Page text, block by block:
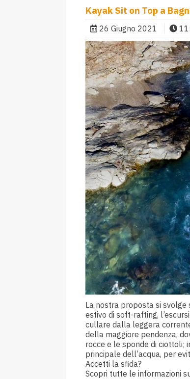
Kayak Sit on Top a
26 Giugno 2021
La nostra proposta si svolge
estivo di soft-rafting,
cullare dalla leggera
della maggiore pendenza,
rocce e le sponde di ciottoli;
principale dell’acqua, per
Accetti la sfida?
Scopri tutte le informazioni